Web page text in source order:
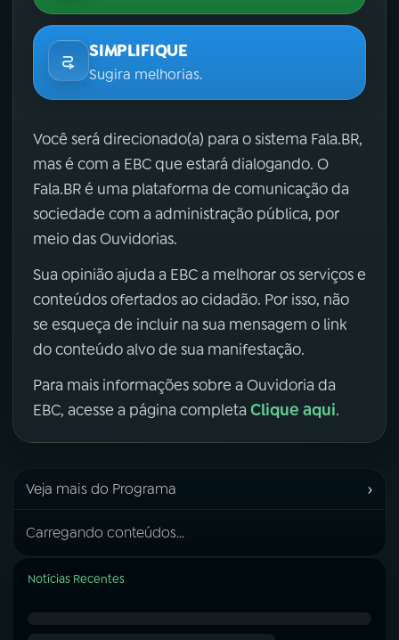
SIMPLIFIQUE
Sugira melhorias.
Você será direcionado(a) para o sistema Fala.BR,
mas é com a EBC que estará dialogando. O
Fala.BR é uma plataforma de comunicação da
sociedade com a administração pública, por
meio das Ouvidorias.
Sua opinião ajuda a EBC a melhorar os serviços e
conteúdos ofertados ao cidadão. Por isso, não
se esqueça de incluir na sua mensagem o link
do conteúdo alvo de sua manifestação.
Para mais informações sobre a Ouvidoria da
EBC, acesse a página completa Clique aqui.
Veja mais do Programa ›
Carregando conteúdos...
Notícias Recentes